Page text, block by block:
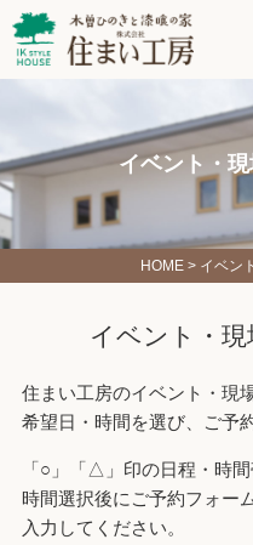
イベント・
HOME> イベン
イベント・
住まい工房のイベント・現
希望日・時間を選び、ご予
「○」「△」印の日程・時間
時間選択後にご予約フォー
入力してください。